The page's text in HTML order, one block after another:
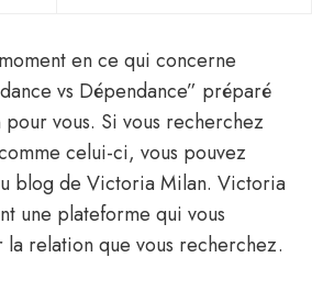
en ce qui concerne
vs Dépendance” préparé
vous. Si vous recherchez
celui-ci, vous pouvez
blog de Victoria Milan. Victoria
une plateforme qui vous
relation que vous recherchez.